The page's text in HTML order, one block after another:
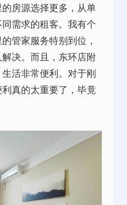
房源选择更多，从单
需求的租客。我有个
管家服务特别到位，
决。而且，东环店附
活非常便利。对于刚
真的太重要了，毕竟